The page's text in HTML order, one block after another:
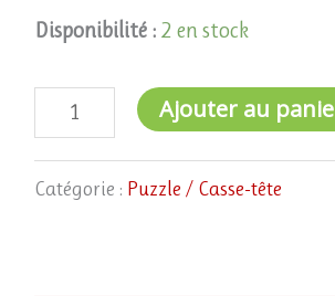
Disponibilité : 2 en stock
Ajouter au
Catégorie : Puzzle / Casse-tête